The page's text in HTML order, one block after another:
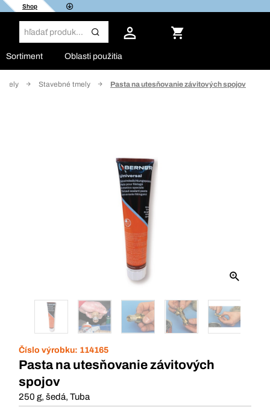
Shop
Sortiment Oblasti použitia
Tmely Stavebné tmely Pasta na utesňovanie závitových spojov
Číslo výrobku: 114165
Pasta na utesňovanie závitových
spojov
250 g, šedá, Tuba